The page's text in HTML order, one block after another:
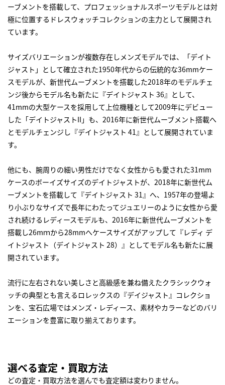
ーブメントを搭載して、プロフェッショナルスポーツモデルとは対
極に位置するドレスウォッチコレクションの主力として展開され
ています。
サイズバリエーションが複数存在しメンズモデルでは、「デイト
ジャスト」として確立された1950年代からの伝統的な36mmケー
スモデルが、新世代ムーブメントを搭載した2018年のモデルチェ
ンジ後からモデル名も新たに『デイトジャスト 36』として、
41mmの大型ケースを採用して上位機種として2009年にデビュー
した「デイトジャストII」も、2016年に新世代ムーブメント搭載へ
とモデルチェンジし『デイトジャスト 41』として展開されていま
す。
他にも、腕周りの細い男性だけでなく女性からも愛された31mm
ケースのボーイズサイズのデイトジャストが、2018年に新世代ム
ーブメントを搭載して『デイトジャスト 31』へ、1957年の登場よ
り小ぶりなサイズで長年にわたってジュエリーのように女性から愛
され続けるレディースモデルも、2016年に新世代ムーブメントを
搭載し26mｍから28mmへケースサイズがアップして『レディ デ
イトジャスト（デイトジャスト 28）』としてモデル名も新たに展
開されています。
流行に左右されない美しさと高級感を兼ね備えたクラシックウォ
ッチの典型とも言えるロレックスの『デイジャスト』コレクショ
ンを、宝石広場ではメンズ・レディース、素材やカラーなどのバリ
エーションを豊富に取り揃えております。
選べる査定・買取方法
どの査定・買取方法を選んでも査定額は変わりません。